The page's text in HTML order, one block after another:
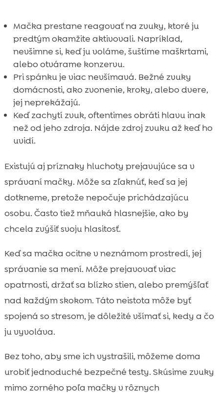
Mačka prestane reagovať na zvuky, ktoré ju
predtým okamžite aktivovali. Napríklad,
nevšimne si, keď ju voláme, šuštíme maškrtami,
alebo otvárame konzervu.
Pri spánku je viac nevšímavá. Bežné zvuky
domácnosti, ako zvonenie, kroky, alebo dvere,
jej neprekážajú.
Keď zachytí zvuk, oftentimes obráti hlavu inak
než od jeho zdroja. Nájde zdroj zvuku až keď ho
uvidí.
Existujú aj príznaky hluchoty prejavujúce sa v
správaní mačky. Môže sa zľaknúť, keď sa jej
dotkneme, pretože nepočuje prichádzajúcu
osobu. Často tiež mňauká hlasnejšie, ako by
chcela zvýšiť svoju hlasitosť.
Keď sa mačka ocitne v neznámom prostredí, jej
správanie sa mení. Môže prejavovať viac
opatrnosti, držať sa blízko stien, alebo premýšľať
nad každým skokom. Táto neistota môže byť
spojená so stresom, je dôležité všímať si, kedy a čo
ju vyvoláva.
Bez toho, aby sme ich vystrašili, môžeme doma
urobiť jednoduché bezpečné testy. Skúsime zvuky
mimo zorného poľa mačky v rôznych